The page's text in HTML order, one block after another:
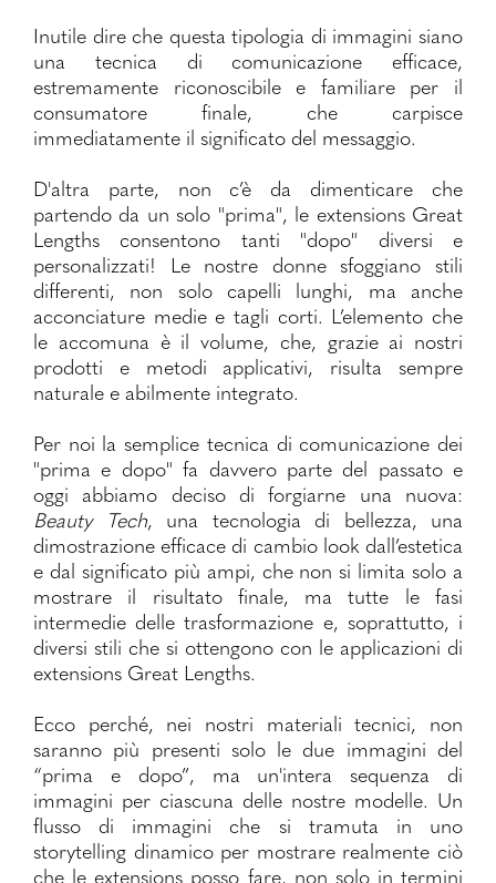
Inutile dire che questa tipologia di immagini siano
una tecnica di comunicazione efficace,
estremamente riconoscibile e familiare per il
consumatore finale, che carpisce
immediatamente il significato del messaggio.
D'altra parte, non c’è da dimenticare che
partendo da un solo "prima", le extensions Great
Lengths consentono tanti "dopo" diversi e
personalizzati! Le nostre donne sfoggiano stili
differenti, non solo capelli lunghi, ma anche
acconciature medie e tagli corti. L’elemento che
le accomuna è il volume, che, grazie ai nostri
prodotti e metodi applicativi, risulta sempre
naturale e abilmente integrato.
Per noi la semplice tecnica di comunicazione dei
"prima e dopo" fa davvero parte del passato e
oggi abbiamo deciso di forgiarne una nuova:
Beauty Tech, una tecnologia di bellezza, una
dimostrazione efficace di cambio look dall’estetica
e dal significato più ampi, che non si limita solo a
mostrare il risultato finale, ma tutte le fasi
intermedie delle trasformazione e, soprattutto, i
diversi stili che si ottengono con le applicazioni di
extensions Great Lengths.
Ecco perché, nei nostri materiali tecnici, non
saranno più presenti solo le due immagini del
“prima e dopo”, ma un'intera sequenza di
immagini per ciascuna delle nostre modelle. Un
flusso di immagini che si tramuta in uno
storytelling dinamico per mostrare realmente ciò
che le extensions posso fare, non solo in termini